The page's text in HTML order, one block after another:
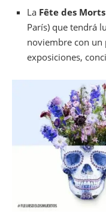
La Fête des
París) que tendrá
noviembre con un
exposiciones,